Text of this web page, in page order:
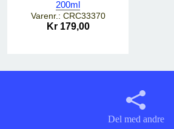
200ml
Varenr.: CRC33370
Kr 179,00
Del med andre